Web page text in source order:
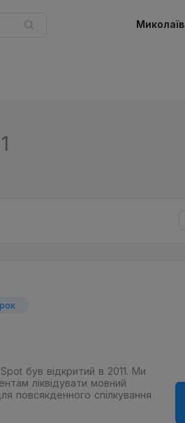
Миколаїв
був відкритий в 2011. Ми
ліквідувати мовний
повсякденного спілкування